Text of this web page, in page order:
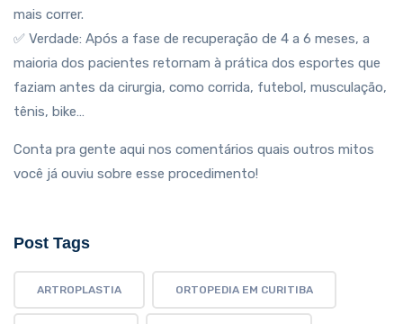
mais correr.
✅ Verdade: Após a fase de recuperação de 4 a 6 meses, a
maioria dos pacientes retornam à prática dos esportes que
faziam antes da cirurgia, como corrida, futebol, musculação,
tênis, bike…
Conta pra gente aqui nos comentários quais outros mitos
você já ouviu sobre esse procedimento!
Post Tags
ARTROPLASTIA ORTOPEDIA EM CURITIBA